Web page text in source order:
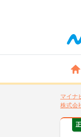
マイナ
株式会